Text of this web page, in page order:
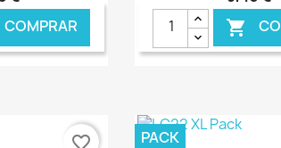
COMPRAR 
favorite_border PACK